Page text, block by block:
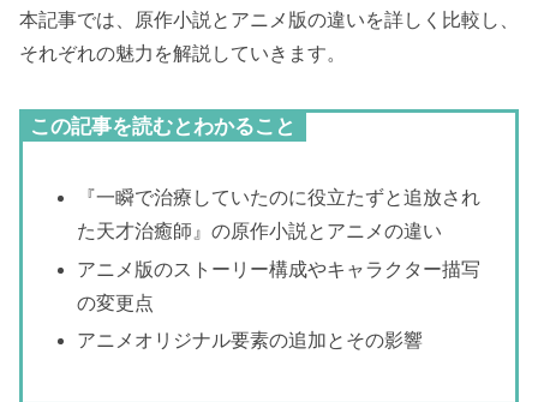
本記事では、原作小説とアニメ版の違いを詳しく比較し、
それぞれの魅力を解説していきます。
この記事を読むとわかること
『一瞬で治療していたのに役立たずと追放され
た天才治癒師』の原作小説とアニメの違い
アニメ版のストーリー構成やキャラクター描写
の変更点
アニメオリジナル要素の追加とその影響